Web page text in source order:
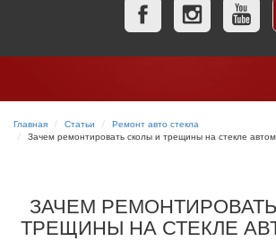
Главная Статьи
Ремонт авто стекла
Зачем ремонтировать сколы и трещины на стекле
ЗАЧЕМ
ТРЕЩИНЫ НА СТЕКЛЕ